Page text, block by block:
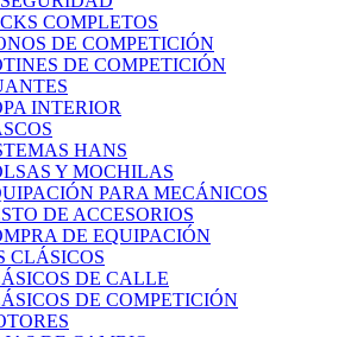
COMPLETOS
DE COMPETICIÓN
DE COMPETICIÓN
INTERIOR
HANS
Y MOCHILAS
PARA MECÁNICOS
DE ACCESORIOS
DE EQUIPACIÓN
CLÁSICOS
DE CALLE
DE COMPETICIÓN